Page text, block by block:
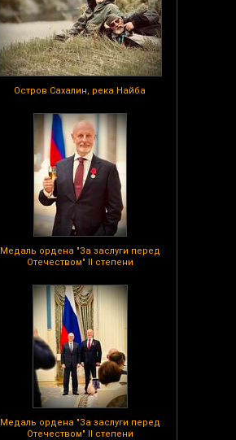
Остров Сахалин, река Найба
Медаль ордена "За заслуги перед
Отечеством" II степени
Медаль ордена "За заслуги перед
Отечеством" II степени